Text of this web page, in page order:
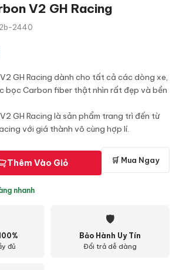
V2 GH Racing
2440
GH Racing dành cho tất cả các dòng xe,
bọc Carbon fiber thật nhìn rất đẹp và bền
GH Racing là sản phẩm trang trì đến từ
với giá thành vô cùng hợp lí.
Thêm Vào Giỏ 🛒 Mua Ngay
nhanh
đủ
🛡
Bảo Hành Uy Tín
Đổi trả dễ dàng